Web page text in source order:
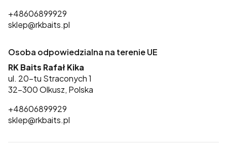
+48606899929
sklep@rkbaits.pl
Osoba odpowiedzialna na terenie UE
RK Baits Rafał Kika
ul. 20-tu Straconych 1
32-300 Olkusz, Polska
+48606899929
sklep@rkbaits.pl